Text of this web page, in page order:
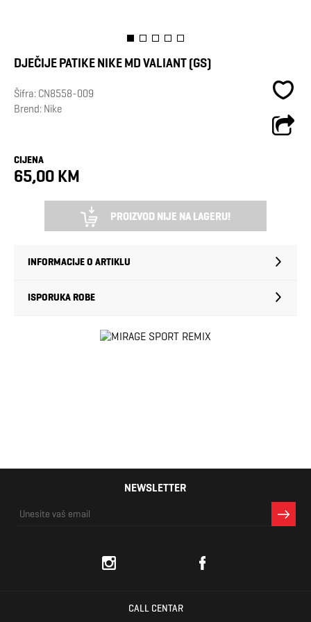
DJEČIJE PATIKE NIKE MD VALIANT (GS)
Šifra: CN8558-009
Brend: Nike
CIJENA
65,00 KM
PROIZVOD NIJE NA LAGERU!
INFORMACIJE O ARTIKLU
ISPORUKA ROBE
NEWSLETTER
CALL CENTAR